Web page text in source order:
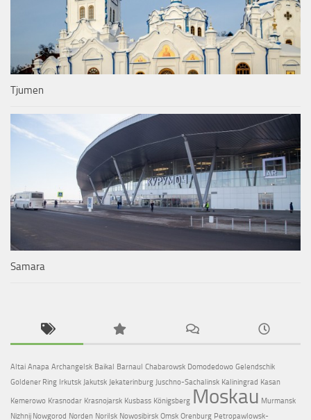
Tjumen
Samara
Altai Anapa Archangelsk Baikal Barnaul Chabarowsk Domodedowo Gelendschik
Goldener Ring Irkutsk Jakutsk Jekaterinburg Juschno-Sachalinsk Kaliningrad Kasan
Kemerowo Krasnodar Krasnojarsk Kusbass Königsberg Moskau Murmansk
Nizhnij Nowgorod Norden Norilsk Nowosibirsk Omsk Orenburg Petropawlowsk-